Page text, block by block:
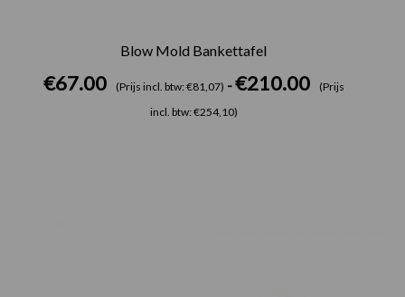
Blow Mold Bankettafel
€67.00 (Prijs incl. btw: €81,07) - €210.00
(Prijs
incl. btw: €254,10)